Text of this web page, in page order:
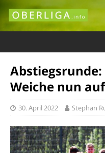
Weiche nun
30. April 2022 Stephan